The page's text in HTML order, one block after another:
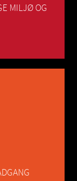
MILJØ OG
service og